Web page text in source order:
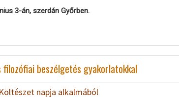
3-án, szerdán Győrben.
beszélgetés gyakorlatokkal
napja alkalmából